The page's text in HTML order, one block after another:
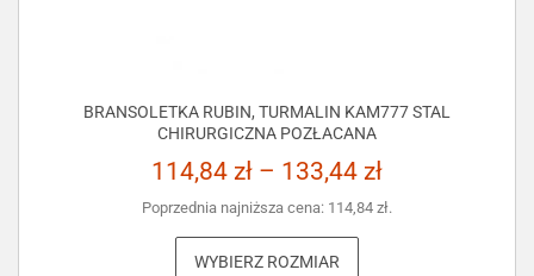
BRANSOLETKA RUBIN, TURMALIN KAM777 STAL
CHIRURGICZNA POZŁACANA
114,84 zł – 133,44 zł
Poprzednia najniższa cena: 114,84 zł.
WYBIERZ ROZMIAR